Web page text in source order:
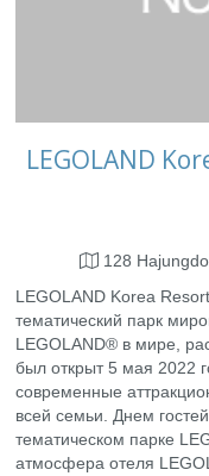
LEGOLAND
128
LEGOLAND Korea
тематический парк
LEGOLAND® в мире,
был открыт 5 мая 2022
современные
всей семьи. Днем
тематическом парке
атмосфера отеля